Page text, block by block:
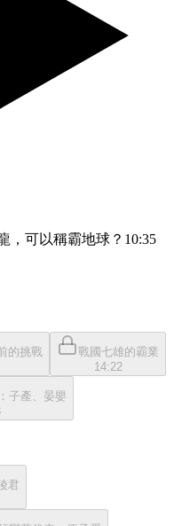
，可以稱霸地球？ 10:35
的挑戰
戰國七雄的霸業
14:22
子產、晏嬰
君